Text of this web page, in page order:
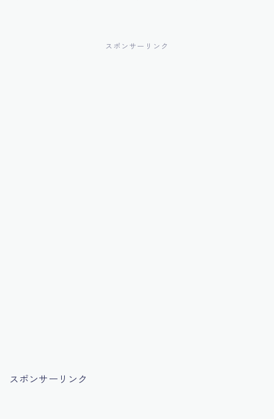
スポンサーリンク
スポンサーリンク